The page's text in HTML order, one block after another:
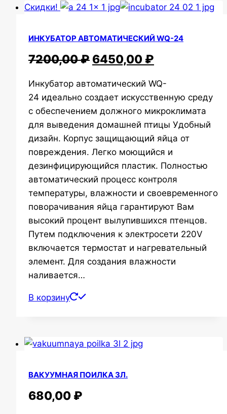
Скидки!
ИНКУБАТОР АВТОМАТИЧЕСКИЙ WQ-24
7200,00₽ ПЕРВОНАЧАЛЬНАЯ
СОСТАВЛЯЛА
7200,00 ₽.
6450,00 ₽
ЦЕНА:
6450,00 ₽.
Инкубатор автоматический WQ-
24 идеально создает искусственную среду
с обеспечением должного микроклимата
для выведения домашней птицы Удобный
дизайн. Корпус защищающий яйца от
повреждения. Легко моющийся и
дезинфицирующийся пластик. Полностью
автоматический процесс контроля
температуры, влажности и своевременного
поворачивания яйца гарантируют Вам
высокий процент вылупившихся птенцов.
Путем подключения к электросети 220V
включается термостат и нагревательный
элемент. Для создания влажности
наливается…
В корзину
ВАКУУМНАЯ ПОИЛКА 3Л.
680,00 ₽